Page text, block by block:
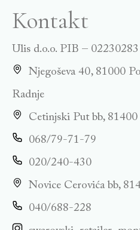
Kontakt
Ulis d.o.o. PIB – 02230283
Njegoševa 40, 81000
Radnje
Cetinjski Put bb,
068/79-71-79
020/240-430
Novice Cerovića bb,
040/688-228